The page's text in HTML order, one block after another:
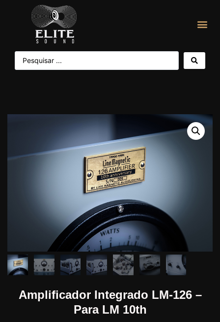
Amplificador Integrado LM-126 –
Para LM 10th